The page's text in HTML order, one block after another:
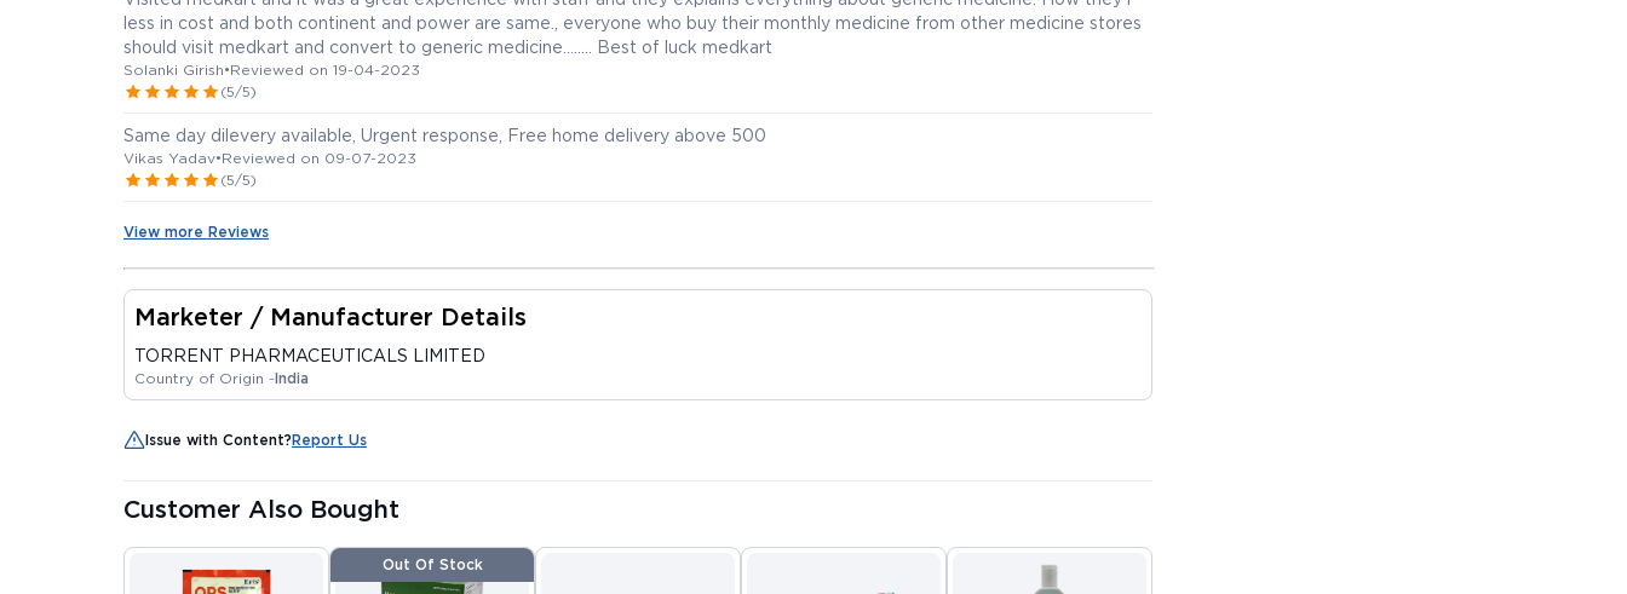
less in cost and both continent and power are same., everyone who buy their monthly medicine from other medicine stores
should visit medkart and convert to generic medicine........ Best of luck medkart
Solanki Girish•Reviewed on 19-04-2023
(5/5)
Same day dilevery available, Urgent response, Free home delivery above 500
Vikas Yadav•Reviewed on 09-07-2023
(5/5)
View more Reviews
Marketer / Manufacturer Details
TORRENT PHARMACEUTICALS LIMITED
Country of Origin -India
Issue with Content?Report Us
Customer Also Bought
Out Of Stock